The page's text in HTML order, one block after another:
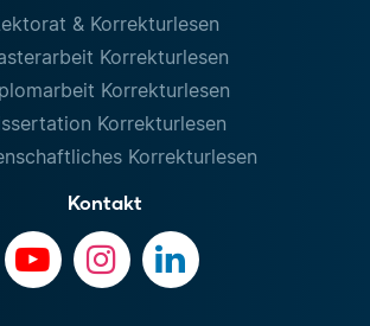
& Korrekturlesen
Korrekturlesen
Korrekturlesen
Korrekturlesen
Korrekturlesen
Kontakt